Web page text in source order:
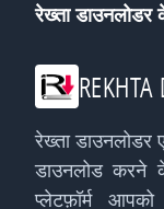
रेख्ता डाउनलोडर
रेख्ता
डाउनलोड करने
प्लेटफ़ॉर्म